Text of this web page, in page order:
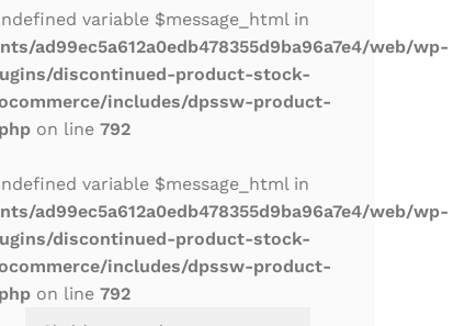
variable $message_html in
ad99ec5a612a0edb478355d9ba96a7e4/web/wp-
discontinued-product-stock-
includes/dpssw-product-
on line 792
variable $message_html in
ad99ec5a612a0edb478355d9ba96a7e4/web/wp-
discontinued-product-stock-
includes/dpssw-product-
on line 792